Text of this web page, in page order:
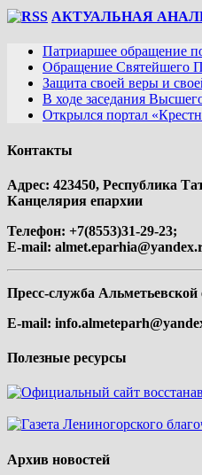
АКТУАЛЬНАЯ
Патриаршее обращение
Обращение Святейшего
Защита своей веры и
В ходе заседания
Открылся портал
Контакты
Адрес: 423450, Республика
Канцелярия епархии
Телефон: +7(8553)31-29-23;
E-mail:
Пресс-служба Альметьевской
E-mail:
Полезные ресурсы
Архив новостей